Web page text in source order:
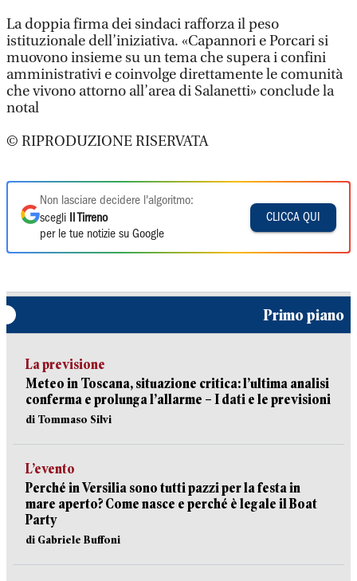
La doppia firma dei sindaci rafforza il peso
istituzionale dell’iniziativa. «Capannori e Porcari si
muovono insieme su un tema che supera i confini
amministrativi e coinvolge direttamente le comunità
che vivono attorno all’area di Salanetti» conclude la
notal
© RIPRODUZIONE RISERVATA
Non lasciare decidere l'algoritmo:
scegli
Il Tirreno
per le tue notizie su Google
CLICCA QUI
Primo piano
La previsione
Meteo in Toscana, situazione critica: l’ultima analisi
conferma e prolunga l’allarme – I dati e le previsioni
di Tommaso Silvi
L’evento
Perché in Versilia sono tutti pazzi per la festa in
mare aperto? Come nasce e perché è legale il Boat
Party
di Gabriele Buffoni